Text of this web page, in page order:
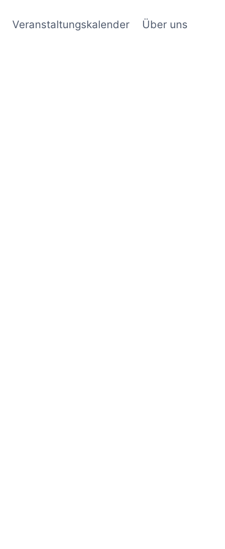
Veranstaltungskalender Über uns